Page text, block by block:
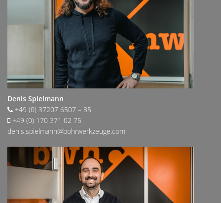
Denis Spielmann
+49 (0) 37207 6507 – 35
+49 (0) 170 371 02 75
denis.spielmann@bohrwerkzeuge.com